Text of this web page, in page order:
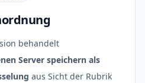
behandelt
Server speichern als
aus Sicht der Rubrik